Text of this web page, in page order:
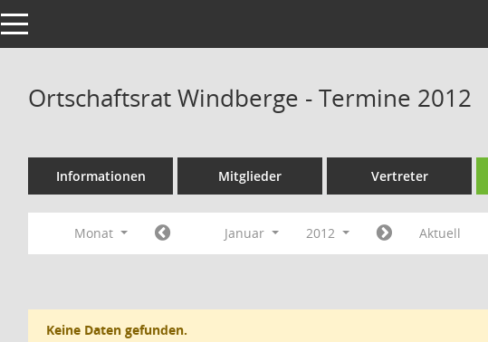
Toggle navigation
Ortschaftsrat Windberge - Termine 2012
Informationen Mitglieder Vertreter
Monat Januar 2012 Aktuell
Keine Daten gefunden.